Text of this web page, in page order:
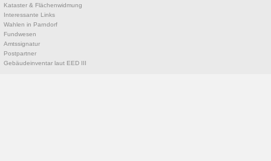
Kataster & Flächenwidmung
Interessante Links
Wahlen in Parndorf
Fundwesen
Amtssignatur
Postpartner
Gebäudeinventar laut EED III